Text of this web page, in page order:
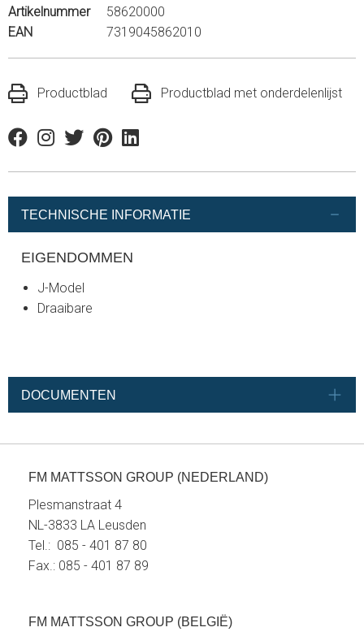
Artikelnummer
58620000
EAN
7319045862010
Productblad Productblad met onderdelenlijst
FacebookInstagram
TwitterPinterestLinkedin
TECHNISCHE INFORMATIE
EIGENDOMMEN
J-Model
Draaibare
DOCUMENTEN
FM MATTSSON GROUP (NEDERLAND)
Plesmanstraat 4
NL-3833 LA Leusden
Tel.: 085 - 401 87 80
Fax.: 085 - 401 87 89
FM MATTSSON GROUP (BELGIË)